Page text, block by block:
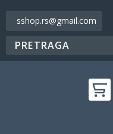
sshop.rs@gmail.com